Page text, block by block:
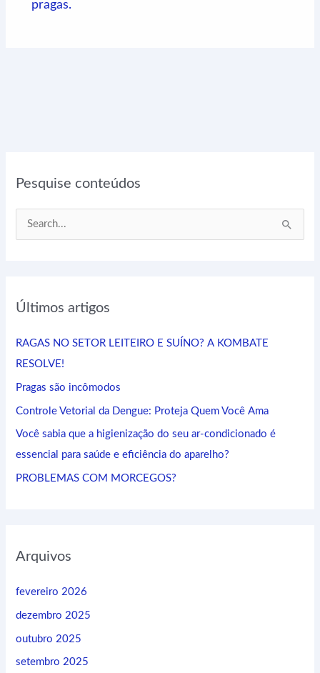
pragas.
Pesquise conteúdos
u
r
p
o
r
:
Últimos artigos
RAGAS NO SETOR LEITEIRO E SUÍNO? A KOMBATE
RESOLVE!
Pragas são incômodos
Controle Vetorial da Dengue: Proteja Quem Você Ama
Você sabia que a higienização do seu ar-condicionado é
essencial para saúde e eficiência do aparelho?
PROBLEMAS COM MORCEGOS?
Arquivos
fevereiro 2026
dezembro 2025
outubro 2025
setembro 2025